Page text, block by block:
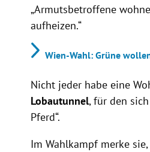
„Armutsbetroffene
aufheizen.“
Wien-Wahl: Grüne
Nicht jeder habe eine
Lobautunnel, für den
Pferd“.
Im Wahlkampf merke